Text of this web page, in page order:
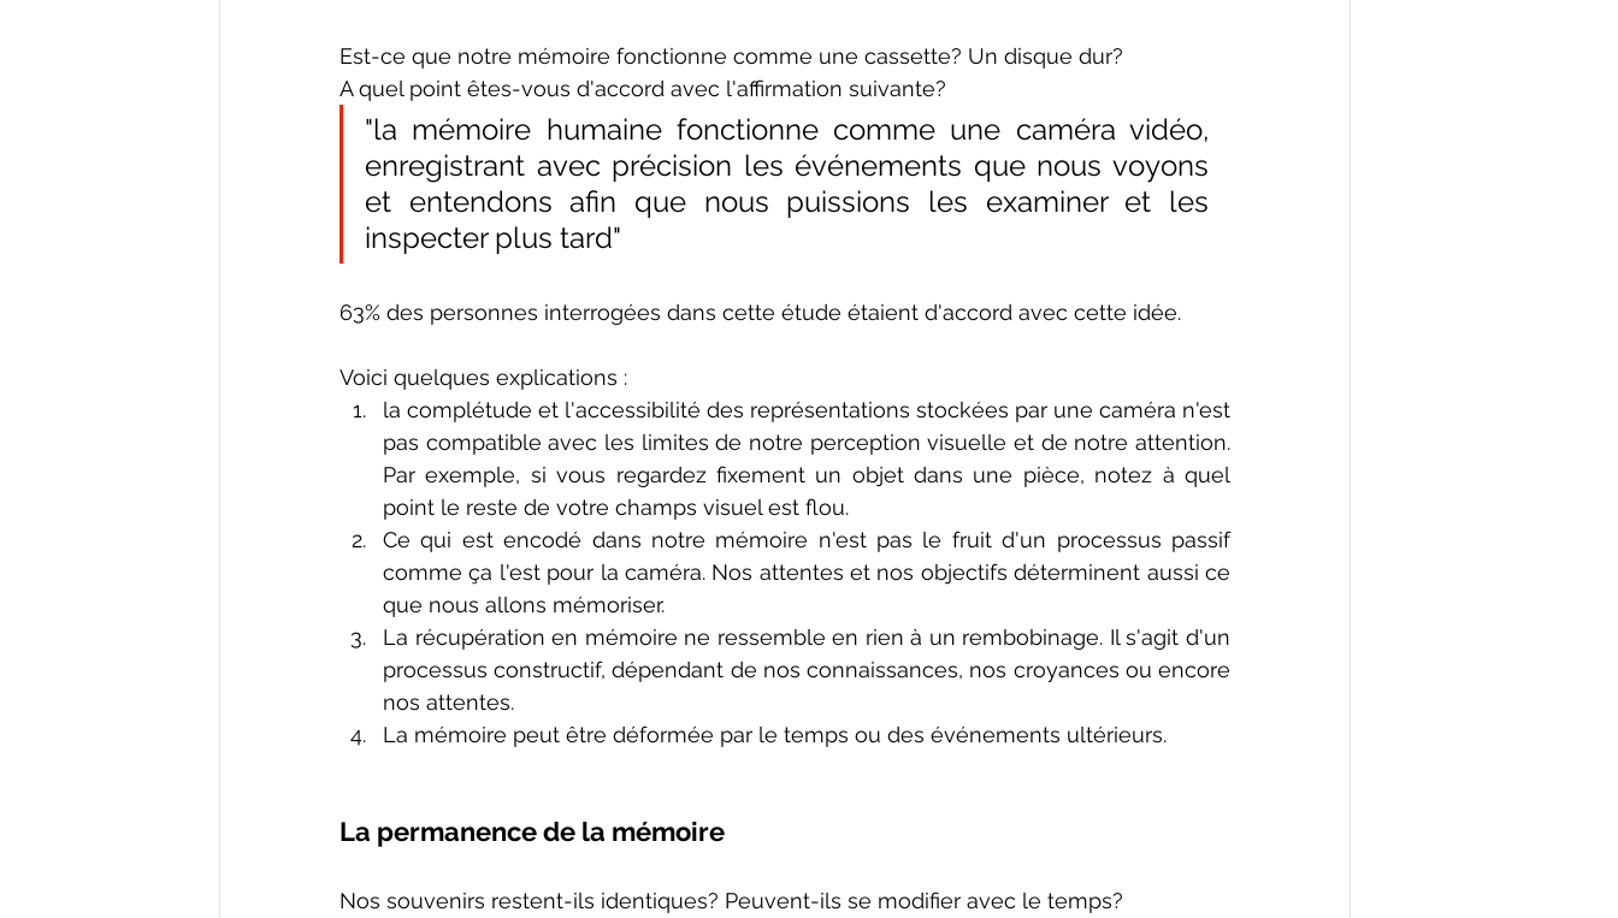
Est-ce que notre mémoire fonctionne comme une cassette? Un disque dur?
A quel point êtes-vous d'accord avec l'affirmation suivante?
"la mémoire humaine fonctionne comme une caméra vidéo,
enregistrant avec précision les événements que nous voyons
et entendons afin que nous puissions les examiner et les
inspecter plus tard"
63% des personnes interrogées dans cette étude étaient d'accord avec cette idée.
Voici quelques explications :
la complétude et l'accessibilité des représentations stockées par une caméra n'est
pas compatible avec les limites de notre perception visuelle et de notre attention.
Par exemple, si vous regardez fixement un objet dans une pièce, notez à quel
point le reste de votre champs visuel est flou.
Ce qui est encodé dans notre mémoire n'est pas le fruit d'un processus passif
comme ça l'est pour la caméra. Nos attentes et nos objectifs déterminent aussi ce
que nous allons mémoriser.
La récupération en mémoire ne ressemble en rien à un rembobinage. Il s'agit d'un
processus constructif, dépendant de nos connaissances, nos croyances ou encore
nos attentes.
La mémoire peut être déformée par le temps ou des événements ultérieurs.
La permanence de la mémoire
Nos souvenirs restent-ils identiques? Peuvent-ils se modifier avec le temps?